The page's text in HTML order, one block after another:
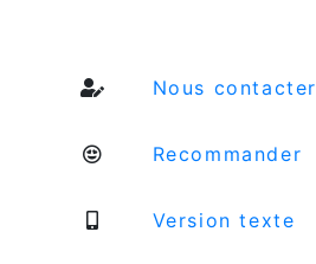
Nous contacter
Recommander
Version texte